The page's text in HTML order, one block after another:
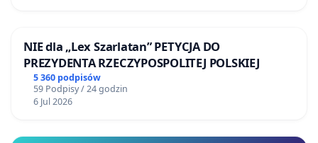
NIE dla „Lex Szarlatan” PETYCJA DO
PREZYDENTA RZECZYPOSPOLITEJ POLSKIEJ
5 360 podpisów
59 Podpisy / 24 godzin
6 Jul 2026